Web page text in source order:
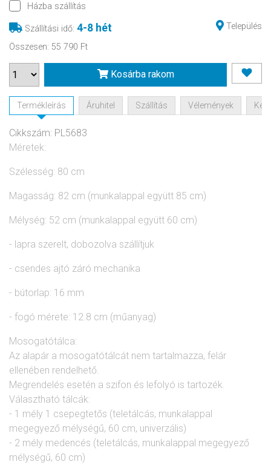
Házba szállítás
Szállítási idő: 4-8 hét
Település
Összesen: 55 790 Ft
Kosárba rakom
Termékleírás Áruhitel Szállítás Vélemények
Cikkszám: PL5683
Méretek:
Szélesség: 80 cm
Magasság: 82 cm (munkalappal együtt 85 cm)
Mélység: 52 cm (munkalappal együtt 60 cm)
- lapra szerelt, dobozolva szállítjuk
- csendes ajtó záró mechanika
- bútorlap: 16 mm
- fogó mérete: 12.8 cm (műanyag)
Mosogatótálca:
Az alapár a mosogatótálcát nem tartalmazza, felár
ellenében rendelhető.
Megrendelés esetén a szifon és lefolyó is tartozék.
Választható tálcák:
- 1 mély 1 csepegtetős (teletálcás, munkalappal
megegyező mélységű, 60 cm, univerzális)
- 2 mély medencés (teletálcás, munkalappal megegyező
mélységű, 60 cm)